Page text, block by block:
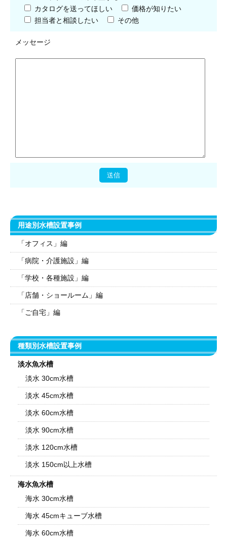
カタログを送ってほしい
価格が知りたい
担当者と相談したい
その他
メッセージ
用途別水槽設置事例
「オフィス」編
「病院・介護施設」編
「学校・各種施設」編
「店舗・ショールーム」編
「ご自宅」編
種類別水槽設置事例
淡水魚水槽
淡水 30cm水槽
淡水 45cm水槽
淡水 60cm水槽
淡水 90cm水槽
淡水 120cm水槽
淡水 150cm以上水槽
海水魚水槽
海水 30cm水槽
海水 45cmキューブ水槽
海水 60cm水槽